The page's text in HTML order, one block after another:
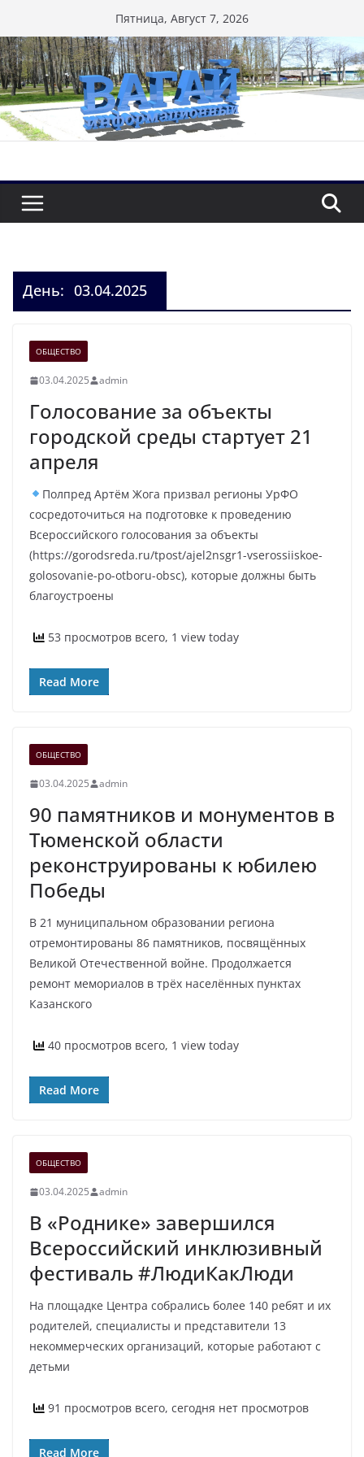
к
содержимому
Пятница, Август 7, 2026
День: 03.04.2025
ОБЩЕСТВО
03.04.2025 admin
Голосование за объекты
городской среды стартует 21
апреля
Полпред Артём Жога призвал регионы УрФО
сосредоточиться на подготовке к проведению
Всероссийского голосования за объекты
(https://gorodsreda.ru/tpost/ajel2nsgr1-vserossiiskoe-
golosovanie-po-otboru-obsc), которые должны быть
благоустроены
53 просмотров всего, 1 view today
Read More
ОБЩЕСТВО
03.04.2025 admin
90 памятников и монументов в
Тюменской области
реконструированы к юбилею
Победы
В 21 муниципальном образовании региона
отремонтированы 86 памятников, посвящённых
Великой Отечественной войне. Продолжается
ремонт мемориалов в трёх населённых пунктах
Казанского
40 просмотров всего, 1 view today
Read More
ОБЩЕСТВО
03.04.2025 admin
В «Роднике» завершился
Всероссийский инклюзивный
фестиваль #ЛюдиКакЛюди
На площадке Центра собрались более 140 ребят и их
родителей, специалисты и представители 13
некоммерческих организаций, которые работают с
детьми
91 просмотров всего, сегодня нет просмотров
Read More